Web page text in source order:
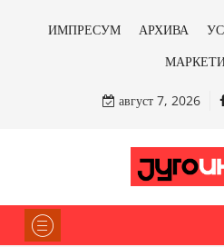
ИМПРЕСУМ АРХИВА
август 7, 2026